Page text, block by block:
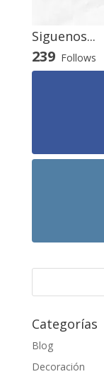
Siguenos...
239 Follows
Categorías
Blog
Decoración